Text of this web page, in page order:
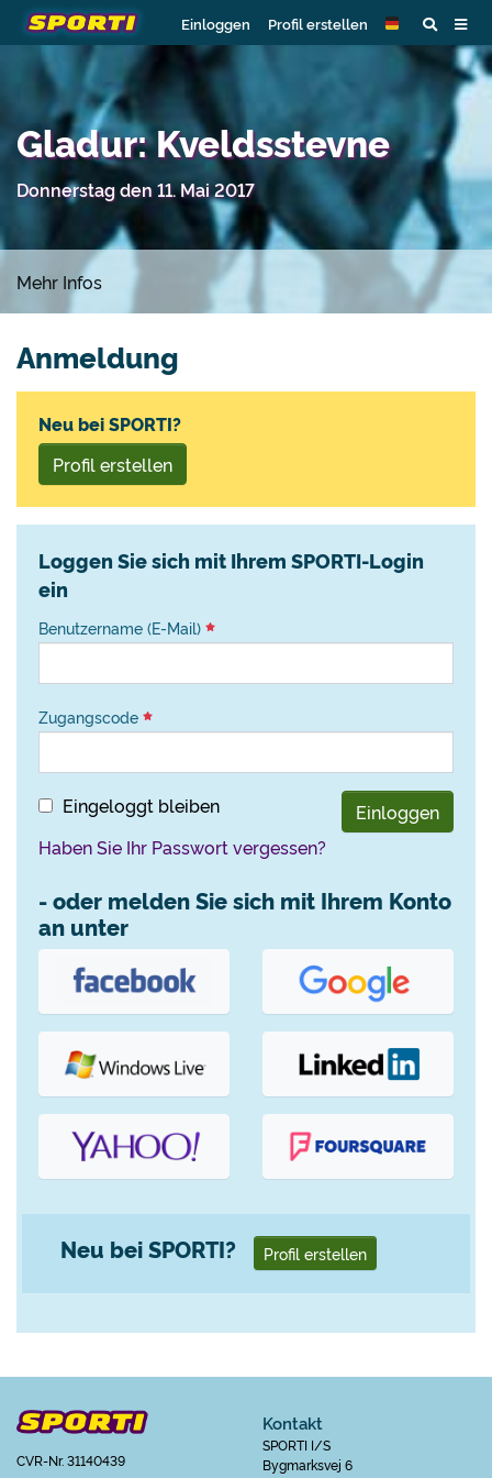
Einloggen Profil erstellen
Gladur: Kveldsstevne
Donnerstag den 11. Mai 2017
Mehr Infos
Anmeldung
Neu bei SPORTI?
Profil erstellen
Loggen Sie sich mit Ihrem SPORTI-Login
ein
Benutzername (E-Mail)
Zugangscode
Eingeloggt bleiben
Einloggen
Haben Sie Ihr Passwort vergessen?
- oder melden Sie sich mit Ihrem Konto
an unter
Neu bei SPORTI? Profil erstellen
CVR-Nr. 31140439
Kontakt
SPORTI I/S
Bygmarksvej 6